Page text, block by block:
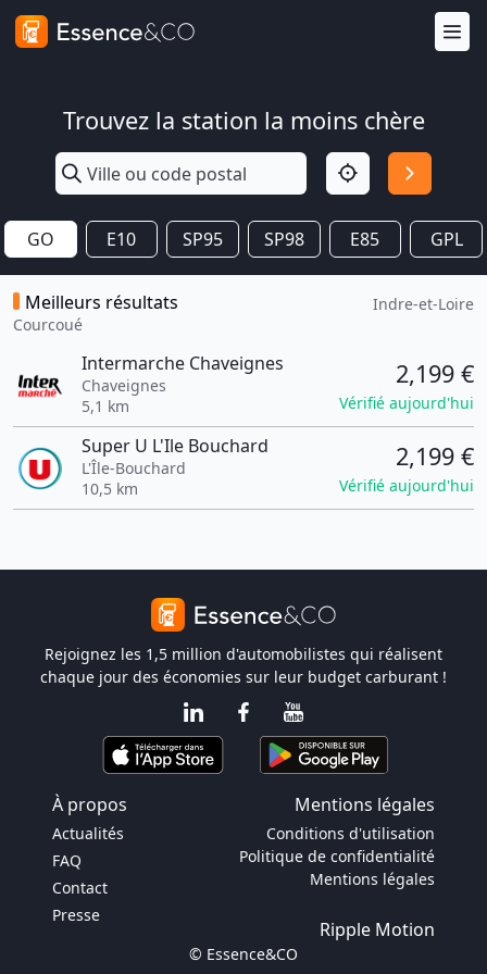
Trouvez la station la moins chère
GO E10 SP95 SP98 E85 GPL
Meilleurs résultats
Courcoué
Indre-et-Loire
Intermarche Chaveignes
Chaveignes
5,1 km
2,199 €
Vérifié aujourd'hui
Super U L'Ile Bouchard
L'Île-Bouchard
10,5 km
2,199 €
Vérifié aujourd'hui
Rejoignez les 1,5 million d'automobilistes qui réalisent
chaque jour des économies sur leur budget carburant !
À propos Mentions légales
Actualités
FAQ
Contact
Presse
Conditions d'utilisation
Politique de confidentialité
Mentions légales
Ripple Motion
© Essence&CO